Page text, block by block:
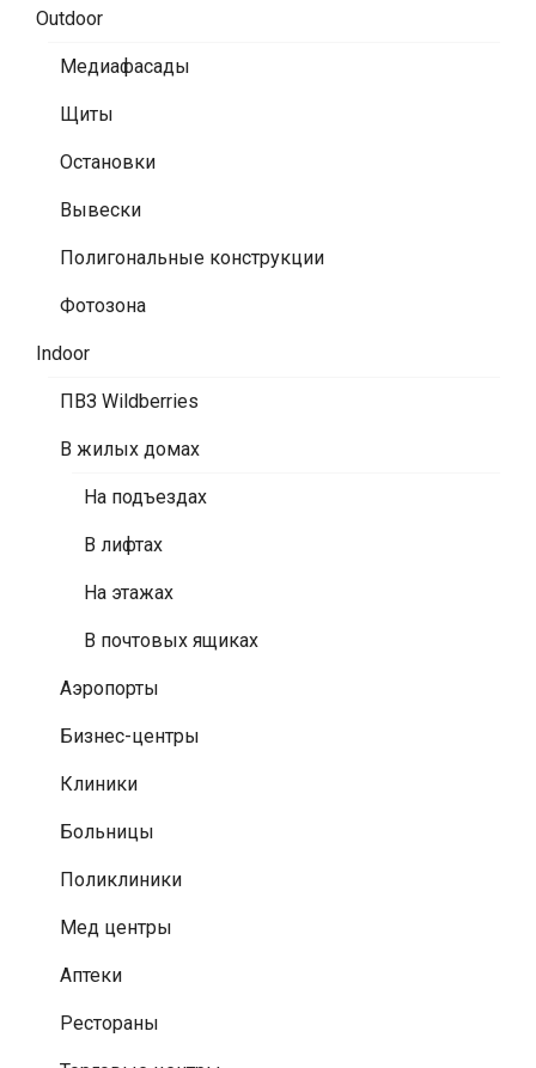
Outdoor
Медиафасады
Щиты
Остановки
Вывески
Полигональные конструкции
Фотозона
Indoor
ПВЗ Wildberries
В жилых домах
На подъездах
В лифтах
На этажах
В почтовых ящиках
Аэропорты
Бизнес-центры
Клиники
Больницы
Поликлиники
Мед центры
Аптеки
Рестораны